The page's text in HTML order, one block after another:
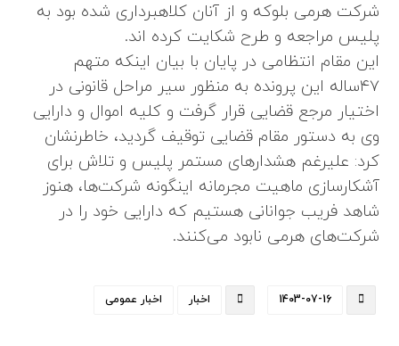
شرکت هرمی بلوکه و از آنان کلاهبرداری شده بود به
پلیس مراجعه و طرح شکایت کرده اند.
این مقام انتظامی در پایان با بیان اینکه متهم
۴۷ساله این پرونده به منظور سیر مراحل قانونی در
اختیار مرجع قضایی قرار گرفت و کلیه اموال و دارایی
وی به دستور مقام قضایی توقیف گردید، خاطرنشان
کرد: علیرغم هشدارهای مستمر پلیس و تلاش برای
آشکارسازی ماهیت مجرمانه اینگونه شرکت‌ها، هنوز
شاهد فریب جوانانی هستیم که دارایی خود را در
شرکت‌های هرمی نابود می‌کنند.
1403-07-16 اخبار اخبار عمومی